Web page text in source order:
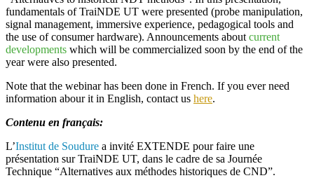
fundamentals of TraiNDE UT were presented (probe manipulation,
signal management, immersive experience, pedagogical tools and
the use of consumer hardware). Announcements about current
developments which will be commercialized soon by the end of the
year were also presented.
Note that the webinar has been done in French. If you ever need
information abour it in English, contact us here.
Contenu en français:
L’Institut de Soudure a invité EXTENDE pour faire une
présentation surTraiNDE UT, dans le cadre de sa Journée
Technique “Alternatives aux méthodes historiques de CND”.